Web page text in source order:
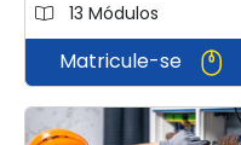
13 Módulos
Matricule-se